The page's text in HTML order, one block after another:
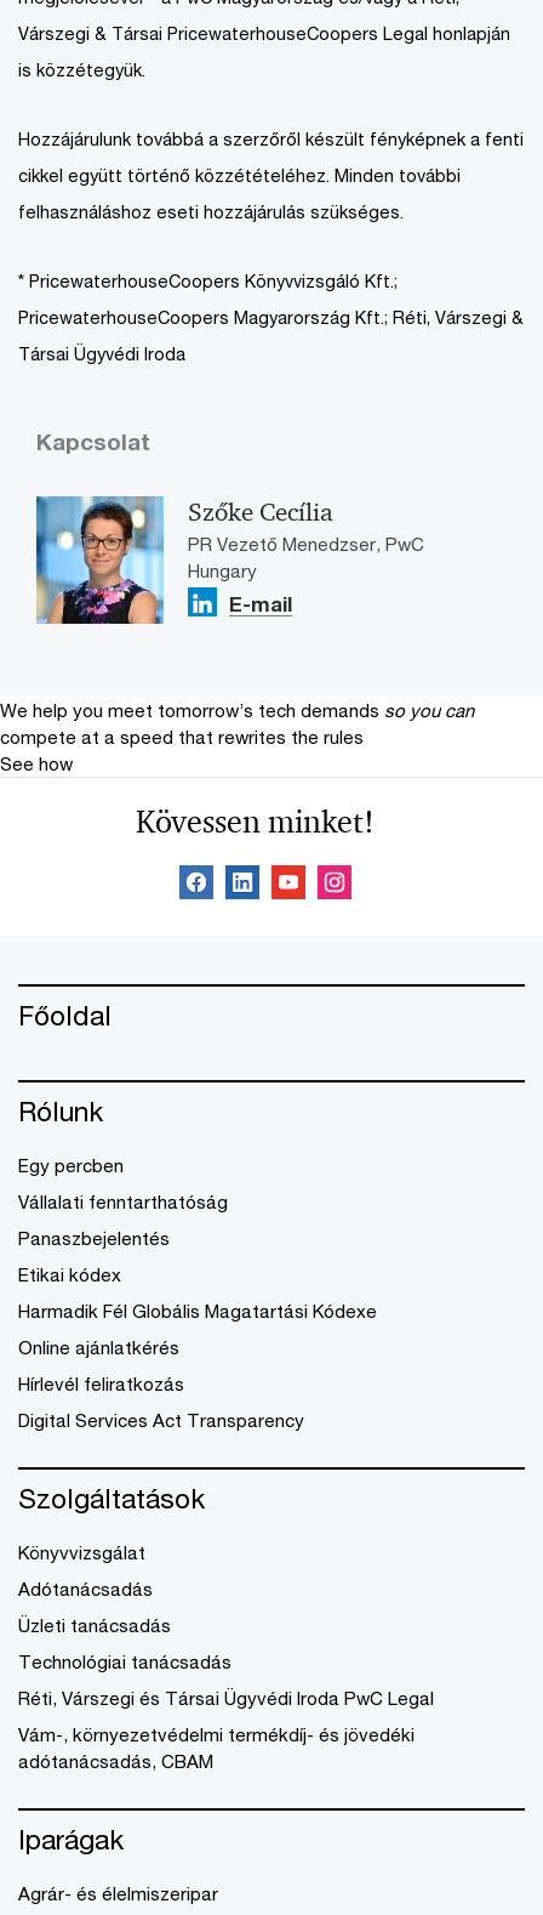
Várszegi & Társai PricewaterhouseCoopers Legal honlapján
is közzétegyük.
Hozzájárulunk továbbá a szerzőről készült fényképnek a fenti
cikkel együtt történő közzétételéhez. Minden további
felhasználáshoz eseti hozzájárulás szükséges.
* PricewaterhouseCoopers Könyvvizsgáló Kft.;
PricewaterhouseCoopers Magyarország Kft.; Réti, Várszegi &
Társai Ügyvédi Iroda
Kapcsolat
Szőke Cecília
PR Vezető Menedzser, PwC
Hungary
E-mail
We help you meet tomorrow’s tech demands so you can
compete at a speed that rewrites the rules
See how
Kövessen minket!
Főoldal
Rólunk
Egy percben
Vállalati fenntarthatóság
Panaszbejelentés
Etikai kódex
Harmadik Fél Globális Magatartási Kódexe
Online ajánlatkérés
Hírlevél feliratkozás
Digital Services Act Transparency
Szolgáltatások
Könyvvizsgálat
Adótanácsadás
Üzleti tanácsadás
Technológiai tanácsadás
Réti, Várszegi és Társai Ügyvédi Iroda PwC Legal
Vám-, környezetvédelmi termékdíj- és jövedéki
adótanácsadás, CBAM
Iparágak
Agrár- és élelmiszeripar